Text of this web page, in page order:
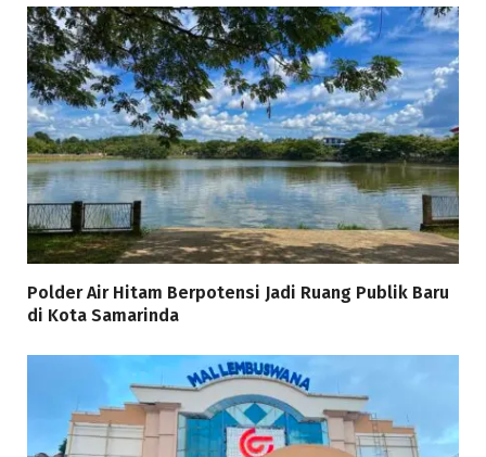
Polder Air Hitam Berpotensi Jadi Ruang Publik Baru
di Kota Samarinda